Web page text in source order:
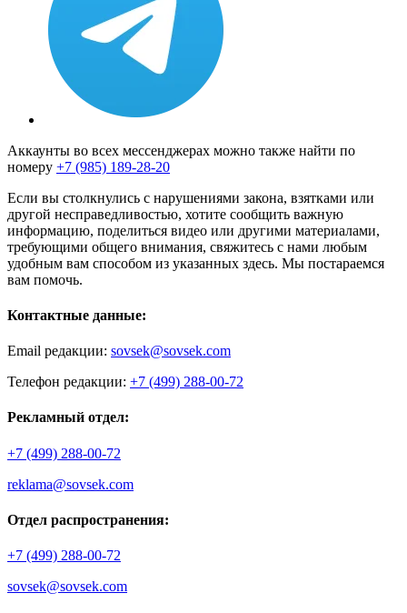
Аккаунты во всех мессенджерах можно также найти по
номеру +7 (985) 189-28-20
Если вы столкнулись с нарушениями закона, взятками или
другой несправедливостью, хотите сообщить важную
информацию, поделиться видео или другими материалами,
требующими общего внимания, свяжитесь с нами любым
удобным вам способом из указанных здесь. Мы постараемся
вам помочь.
Контактные данные:
Email редакции: sovsek@sovsek.com
Телефон редакции: +7 (499) 288-00-72
Рекламный отдел:
+7 (499) 288-00-72
reklama@sovsek.com
Отдел распространения:
+7 (499) 288-00-72
sovsek@sovsek.com